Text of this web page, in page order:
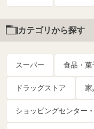
カテゴリから探す
スーパー 食品・菓
ドラッグストア 家
ショッピングセンター